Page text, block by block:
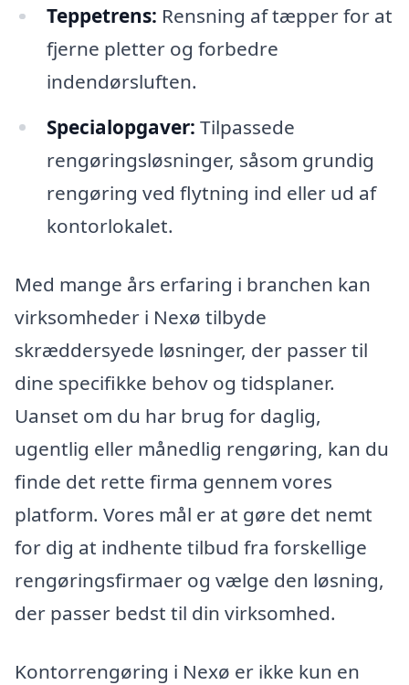
Teppetrens: Rensning af tæpper for at
fjerne pletter og forbedre
indendørsluften.
Specialopgaver: Tilpassede
rengøringsløsninger, såsom grundig
rengøring ved flytning ind eller ud af
kontorlokalet.
Med mange års erfaring i branchen kan
virksomheder i Nexø tilbyde
skræddersyede løsninger, der passer til
dine specifikke behov og tidsplaner.
Uanset om du har brug for daglig,
ugentlig eller månedlig rengøring, kan du
finde det rette firma gennem vores
platform. Vores mål er at gøre det nemt
for dig at indhente tilbud fra forskellige
rengøringsfirmaer og vælge den løsning,
der passer bedst til din virksomhed.
Kontorrengøring i Nexø er ikke kun en